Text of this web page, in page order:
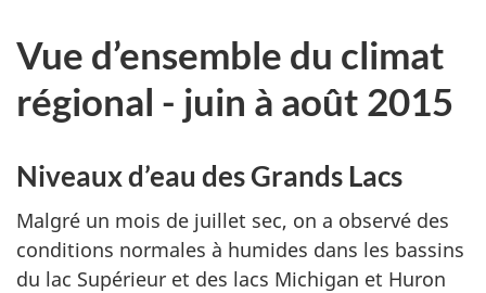
Vue d’ensemble du climat
régional - juin à août 2015
Niveaux d’eau des Grands Lacs
Malgré un mois de juillet sec, on a observé des
conditions normales à humides dans les bassins
du lac Supérieur et des lacs Michigan et Huron